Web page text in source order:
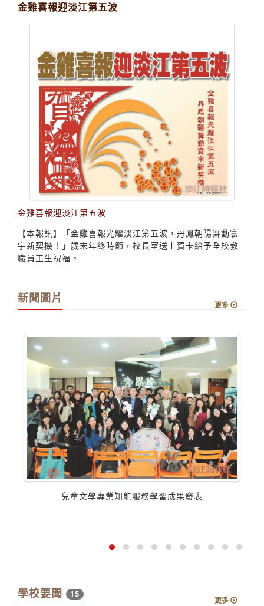
金雞喜報迎淡江第五波
金雞喜報迎淡江第五波
【本報訊】「金雞喜報光耀淡江第五波，丹鳳朝陽舞動寰
宇新契機！」歲末年終時節，校長室送上賀卡給予全校教
職員工生祝福。
新聞圖片
更多
兒童文學專業知能服務學習成果發表
學校要聞 15
更多